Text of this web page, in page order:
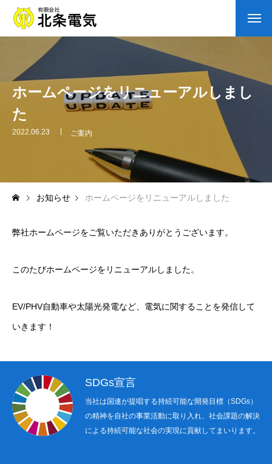
会社案内
ご挨拶
会社概要
業務内容
施工実績
お問い合わせフォーム プライバシーポリシー
ホームページをリニューアルしまし
た
2022.06.23 ご案内
お知らせ ホームページをリニューアルしました
弊社ホームページをご覧いただきありがとうございます。
このたびホームページをリニューアルしました。
EV/PHV自動車や太陽光発電など、電気に関することを発信して
いきます！
SDGs宣言
当社は国連が提唱する持続可能な開発目標（SDGs）
の精神を自社の事業活動に取り入れ、社会課題の解決
による持続可能な社会の実現に貢献してまいります。